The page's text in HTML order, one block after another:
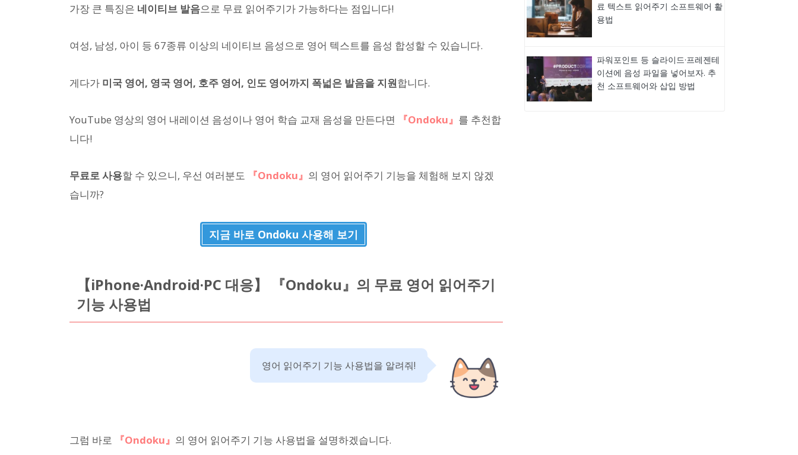
가장 큰 특징은 네이티브 발음으로 무료 읽어주기가 가능하다는 점입니다!
여성, 남성, 아이 등 67종류 이상의 네이티브 음성으로 영어 텍스트를 음성 합성할 수 있습니다.
게다가 미국 영어, 영국 영어, 호주 영어, 인도 영어까지 폭넓은 발음을 지원합니다.
YouTube 영상의 영어 내레이션 음성이나 영어 학습 교재 음성을 만든다면 『Ondoku』 를 추천합
니다!
무료로 사용할 수 있으니, 우선 여러분도 『Ondoku』 의 영어 읽어주기 기능을 체험해 보지 않겠
습니까?
지금 바로 Ondoku 사용해 보기
【iPhone·Android·PC 대응】 『Ondoku』의 무료 영어 읽어주기
기능 사용법
영어 읽어주기 기능 사용법을 알려줘!
그럼 바로 『Ondoku』 의 영어 읽어주기 기능 사용법을 설명하겠습니다.
료 텍스트 읽어주기 소프트웨어 활
용법
파워포인트 등 슬라이드·프레젠테
이션에 음성 파일을 넣어보자. 추
천 소프트웨어와 삽입 방법